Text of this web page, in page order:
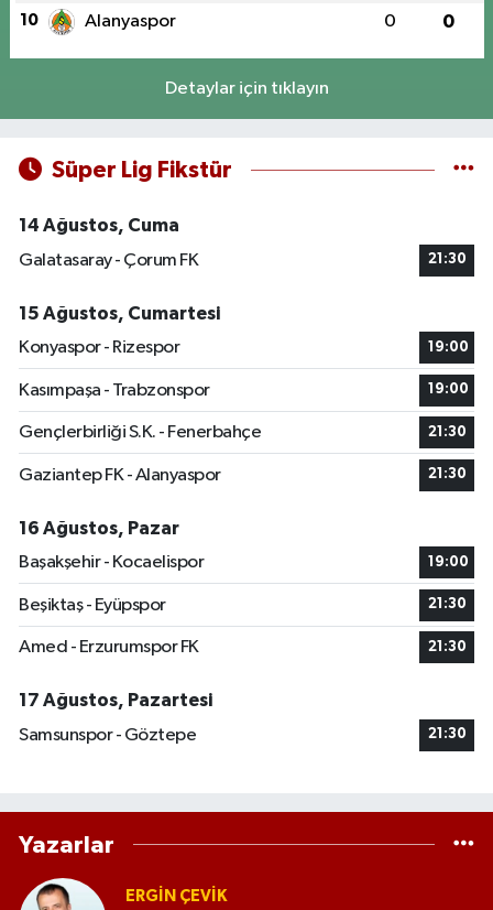
10 Alanyaspor 0 0
Detaylar için tıklayın
Süper Lig Fikstür
14 Ağustos, Cuma
Galatasaray - Çorum FK
21:30
15 Ağustos, Cumartesi
Konyaspor - Rizespor
19:00
Kasımpaşa - Trabzonspor 19:00
Gençlerbirliği S.K. - Fenerbahçe 21:30
Gaziantep FK - Alanyaspor 21:30
16 Ağustos, Pazar
Başakşehir - Kocaelispor
19:00
Beşiktaş - Eyüpspor 21:30
Amed - Erzurumspor FK 21:30
17 Ağustos, Pazartesi
Samsunspor - Göztepe
21:30
Yazarlar
ERGIN ÇEVİK